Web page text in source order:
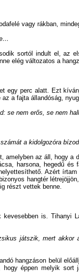
vagy rákban,
sortól indult el, az
elég változatos a
egy perc alatt. Ezt
a fajta állandóság,
se nem erős, se nem
a kidolgozóra
amelyben az áll, hogy a
harsona, hegedű
Azért
hangtér
részt vettek benne.
is. Tihanyi
játszik, mert akkor
hangzáson belül
hogy éppen melyik